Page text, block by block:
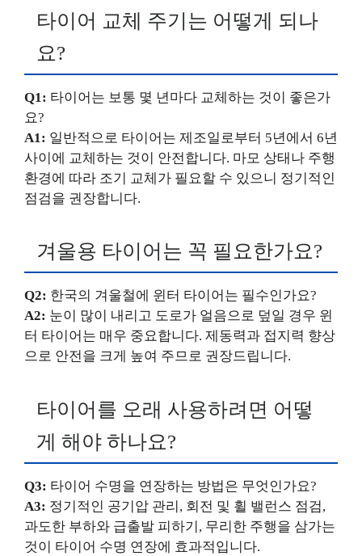
타이어 교체 주기는 어떻게 되나
요?
Q1: 타이어는 보통 몇 년마다 교체하는 것이 좋은가
요?
A1: 일반적으로 타이어는 제조일로부터 5년에서 6년
사이에 교체하는 것이 안전합니다. 마모 상태나 주행
환경에 따라 조기 교체가 필요할 수 있으니 정기적인
점검을 권장합니다.
겨울용 타이어는 꼭 필요한가요?
Q2: 한국의 겨울철에 윈터 타이어는 필수인가요?
A2: 눈이 많이 내리고 도로가 얼음으로 덮일 경우 윈
터 타이어는 매우 중요합니다. 제동력과 접지력 향상
으로 안전을 크게 높여 주므로 권장드립니다.
타이어를 오래 사용하려면 어떻
게 해야 하나요?
Q3: 타이어 수명을 연장하는 방법은 무엇인가요?
A3: 정기적인 공기압 관리, 회전 및 휠 밸런스 점검,
과도한 부하와 급출발 피하기, 무리한 주행을 삼가는
것이 타이어 수명 연장에 효과적입니다.